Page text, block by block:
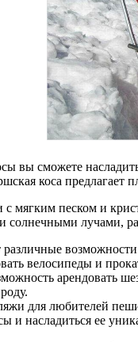
вы сможете
коса предлагает
мягким песком и
солнечными лучами,
велосипеды и
арендовать
для любителей
и насладиться ее